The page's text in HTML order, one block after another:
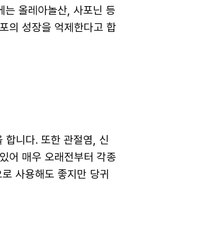
는 올레아놀산, 사포닌 등
의 성장을 억제한다고 합
합니다. 또한 관절염, 신
어 매우 오래전부터 각종
사용해도 좋지만 당귀